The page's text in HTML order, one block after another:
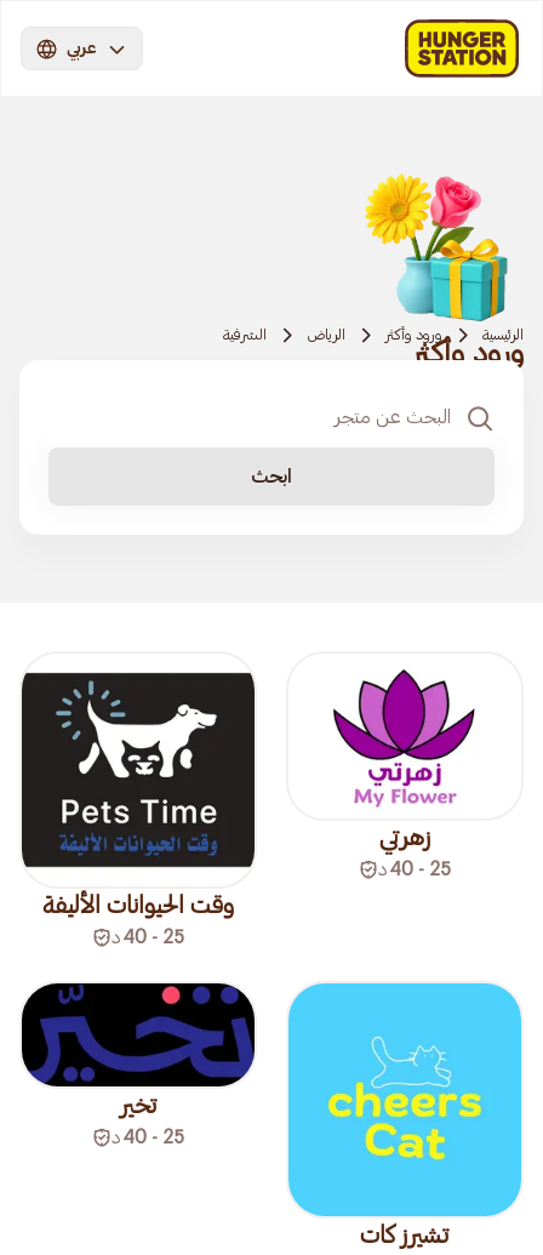
عربي
الرئيسية ورود وأكثر الرياض الشرفية
ورود وأكثر
ابحث
زهرتي
25 - 40 د
وقت الحيوانات الأليفة
25 - 40 د
تشيرز كات
تخير
25 - 40 د